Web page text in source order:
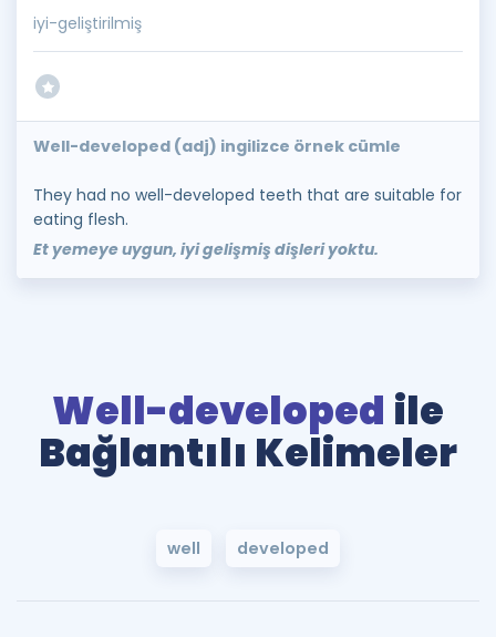
iyi-geliştirilmiş
Well-developed (adj) ingilizce örnek cümle
They had no well-developed teeth that are suitable for
eating flesh.
Et yemeye uygun, iyi gelişmiş dişleri yoktu.
Well-developed ile
Bağlantılı Kelimeler
well developed